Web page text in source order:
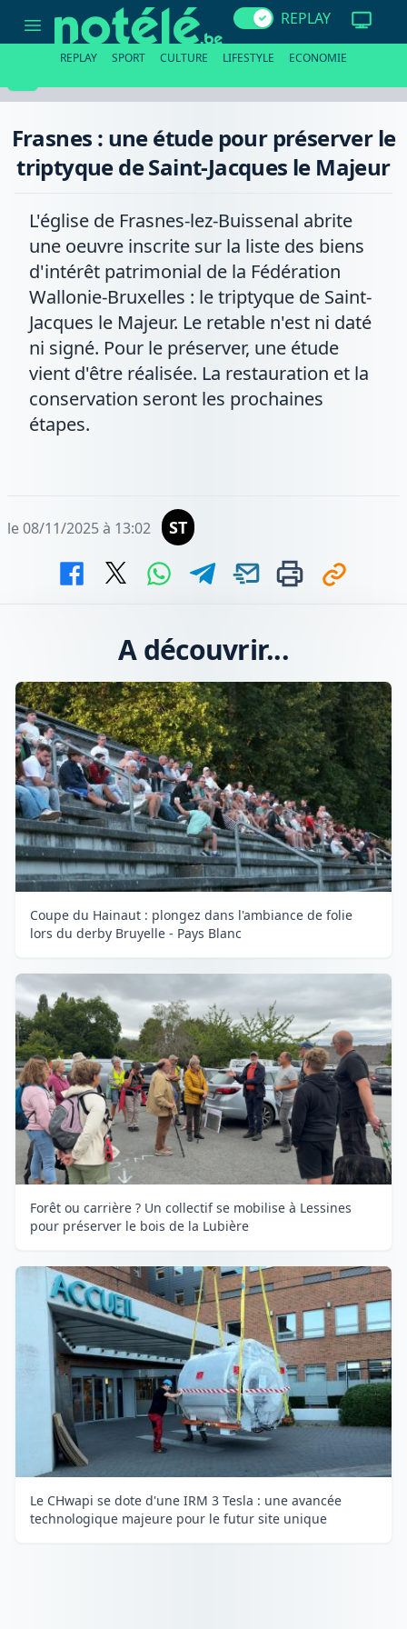
le
Saint-
REPLAY
REPLAY SPORT CULTURE LIFESTYLE ECONOMIE
Frasnes : une étude pour préserver le
triptyque de Saint-Jacques le Majeur
L'église de Frasnes-lez-Buissenal abrite
une oeuvre inscrite sur la liste des biens
d'intérêt patrimonial de la Fédération
Wallonie-Bruxelles : le triptyque de Saint-
Jacques le Majeur. Le retable n'est ni daté
ni signé. Pour le préserver, une étude
vient d'être réalisée. La restauration et la
conservation seront les prochaines
étapes.
le 08/11/2025 à 13:02 ST
A découvrir...
Coupe du Hainaut : plongez dans l'ambiance de folie
lors du derby Bruyelle - Pays Blanc
Forêt ou carrière ? Un collectif se mobilise à Lessines
pour préserver le bois de la Lubière
Le CHwapi se dote d'une IRM 3 Tesla : une avancée
technologique majeure pour le futur site unique